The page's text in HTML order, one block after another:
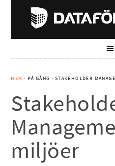
HEM · PÅ GÅNG · STAKEHOLDER
miljöer